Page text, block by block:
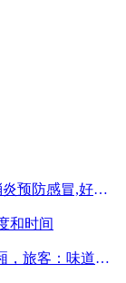
天气忽冷忽热,孩子吃的蒜香菜,杀菌消炎预防感冒,好吃不贵
和时间
继“自热火锅”后，又一美食席卷火车厢，旅客：味道好吃又方便